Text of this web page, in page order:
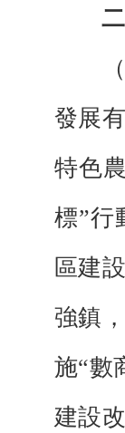
（一
發展
特色
標”行
區建
強鎮
施“數
建設